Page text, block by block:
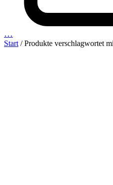
…
Start / Produkte verschlagwortet